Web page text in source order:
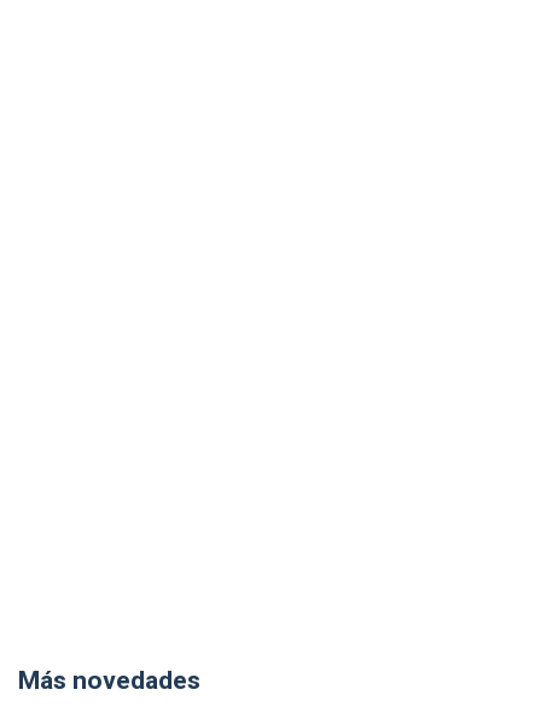
Más novedades